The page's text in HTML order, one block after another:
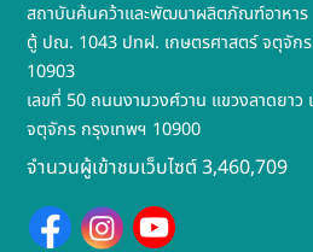
สถาบันค้นคว้าและพัฒนาผลิตภัณฑ์อาหาร
ตู้ ปณ. 1043 ปทฝ. เกษตรศาสตร์ จตุจัก
10903
เลขที่ 50 ถนนงามวงศ์วาน แขวงลาดยาว
จตุจักร กรุงเทพฯ 10900
จำนวนผู้เข้าชมเว็บไซต์ 3,460,709